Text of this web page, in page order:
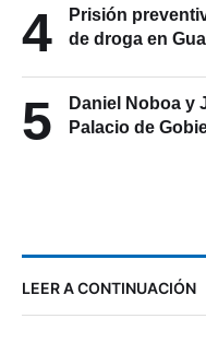
4
Prisión
de droga en
5
Daniel Noboa y
Palacio de
LEER A CONTINUACIÓN